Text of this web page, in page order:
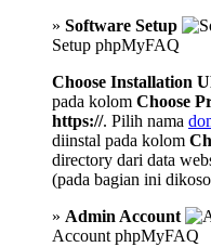
» Software Setup
Setup phpMyFAQ
Choose Installation
pada kolom Choose
https://. Pilih nama
diinstal pada kolom
directory dari data
(pada bagian ini
» Admin Account
Account phpMyFAQ